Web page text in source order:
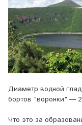
Диаметр водной
бортов "воронки" —
Что это за